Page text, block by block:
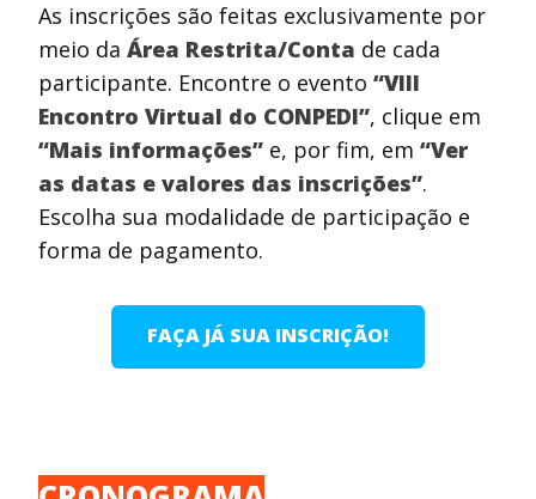
As inscrições são feitas exclusivamente por
meio daÁrea Restrita/Conta de cada
participante. Encontre o evento“VIII
Encontro Virtual do CONPEDI”, clique em
“Mais informações” e, por fim, em“Ver
as datas e valores das inscrições”.
Escolha sua modalidade de participação e
forma de pagamento.
FAÇA JÁ SUA INSCRIÇÃO!